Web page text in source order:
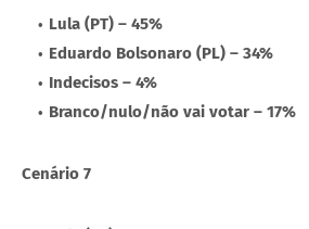
Lula (PT) – 45%
Eduardo Bolsonaro (PL) – 34%
Indecisos – 4%
Branco/nulo/não vai votar – 17%
Cenário 7